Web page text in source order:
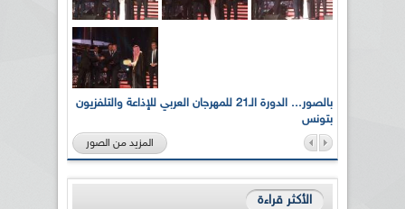
بالصور... الدورة الـ21 للمهرجان العربي للإذاعة والتلفزيون
بتونس
المزيد من الصور
الأكثر قراءة